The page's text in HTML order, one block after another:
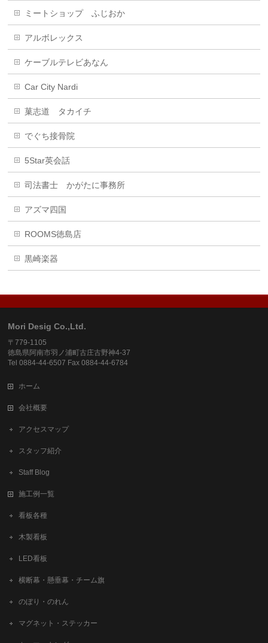
ミートショップ ふじおか
アルボレックス
ケーブルテレビあなん
Car City Nardi
菓志道 タカイチ
でぐち接骨院
5Star英会話
司法書士 かがたに事務所
アズマ四国
ROOMS徳島店
黒崎楽器
Mori Desig Co.,Ltd.
〒779-1105
徳島県阿南市羽ノ浦町古庄古野神4-37
Tel 0884-44-6507 Fax 0884-44-6784
ホーム
会社概要
アクセスマップ
スタッフ紹介
Staff Blog
施工例一覧
看板各種
木製看板
LED看板
横断幕・懸垂幕・チーム旗
のぼり・のれん
マグネット・ステッカー